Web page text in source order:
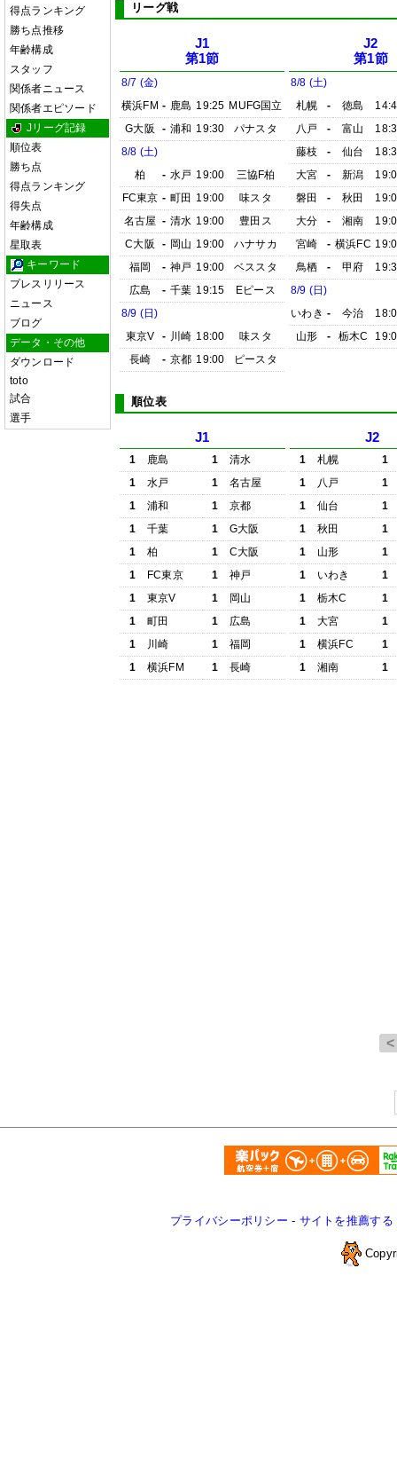
得点ランキング
勝ち点推移
年齢構成
スタッフ
関係者ニュース
関係者エピソード
Jリーグ記録
順位表
勝ち点
得点ランキング
得失点
年齢構成
星取表
キーワード
プレスリリース
ニュース
ブログ
データ・その他
ダウンロード
toto
試合
選手
リーグ戦
J1
第1節
8/7 (金)
横浜FM - 鹿島 19:25 MUFG国立
G大阪
- 浦和 19:30
パナスタ
8/8 (土)
柏
- 水戸 19:00
三協F柏
FC東京 - 町田 19:00
味スタ
名古屋 - 清水 19:00
豊田ス
C大阪
- 岡山 19:00
ハナサカ
福岡
- 神戸 19:00
ベススタ
広島
- 千葉 19:15
Eピース
8/9 (日)
東京V
- 川崎 18:00
味スタ
長崎
- 京都 19:00 ピースタ
J2
第1節
8/8 (土)
札幌
- 徳島
八戸
- 富山
藤枝
- 仙台
大宮
- 新潟
磐田
- 秋田
大分
- 湘南
宮崎
- 横浜FC
鳥栖
- 甲府
8/9 (日)
いわき - 今治
山形
- 栃木C
順位表
J1
1 鹿島 1
清水
1
水戸 1
名古屋
1
浦和 1
京都
1
千葉 1
G大阪
1
柏 1
C大阪
1
FC東京 1
神戸
1
東京V 1
岡山
1
町田 1
広島
1
川崎 1
福岡
1
横浜FM 1 長崎
J2
1 札幌
1
1
八戸
1
1
仙台
1
1
秋田
1
1
山形
1
1
いわき
1
1
栃木C
1
1
大宮
1
1
横浜FC
1
1
湘南 1
プライバシーポリシー - サイトを推薦する